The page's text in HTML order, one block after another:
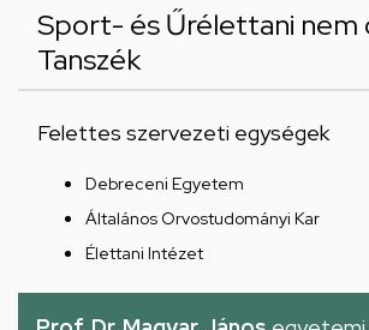
Sport- és Űrélettani nem
Tanszék
Felettes szervezeti egységek
Debreceni Egyetem
Általános Orvostudományi Kar
Élettani Intézet